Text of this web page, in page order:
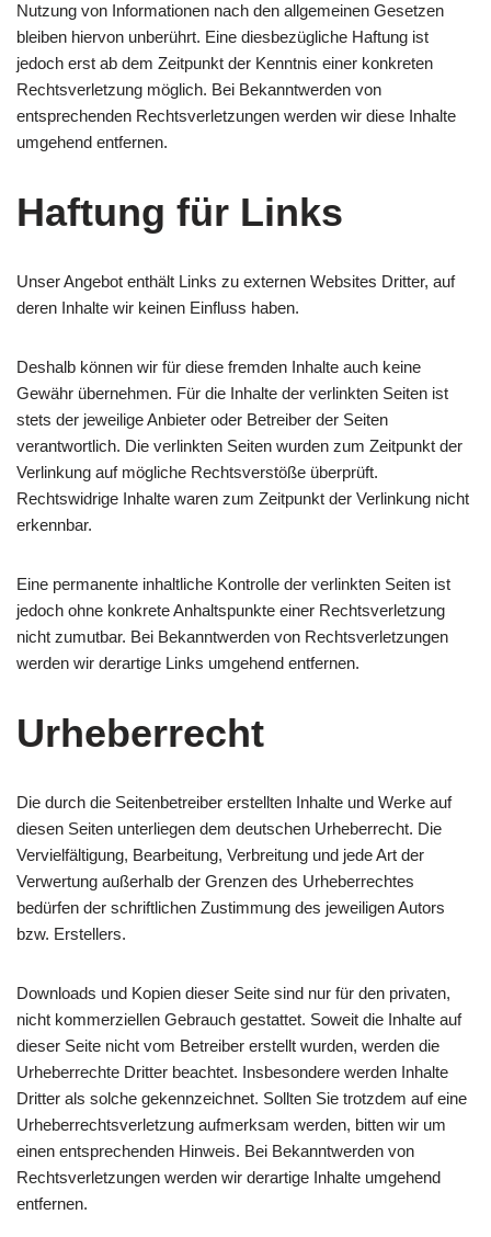
Nutzung von Informationen nach den allgemeinen Gesetzen
bleiben hiervon unberührt. Eine diesbezügliche Haftung ist
jedoch erst ab dem Zeitpunkt der Kenntnis einer konkreten
Rechtsverletzung möglich. Bei Bekanntwerden von
entsprechenden Rechtsverletzungen werden wir diese Inhalte
umgehend entfernen.
Haftung für Links
Unser Angebot enthält Links zu externen Websites Dritter, auf
deren Inhalte wir keinen Einfluss haben.
Deshalb können wir für diese fremden Inhalte auch keine
Gewähr übernehmen. Für die Inhalte der verlinkten Seiten ist
stets der jeweilige Anbieter oder Betreiber der Seiten
verantwortlich. Die verlinkten Seiten wurden zum Zeitpunkt der
Verlinkung auf mögliche Rechtsverstöße überprüft.
Rechtswidrige Inhalte waren zum Zeitpunkt der Verlinkung nicht
erkennbar.
Eine permanente inhaltliche Kontrolle der verlinkten Seiten ist
jedoch ohne konkrete Anhaltspunkte einer Rechtsverletzung
nicht zumutbar. Bei Bekanntwerden von Rechtsverletzungen
werden wir derartige Links umgehend entfernen.
Urheberrecht
Die durch die Seitenbetreiber erstellten Inhalte und Werke auf
diesen Seiten unterliegen dem deutschen Urheberrecht. Die
Vervielfältigung, Bearbeitung, Verbreitung und jede Art der
Verwertung außerhalb der Grenzen des Urheberrechtes
bedürfen der schriftlichen Zustimmung des jeweiligen Autors
bzw. Erstellers.
Downloads und Kopien dieser Seite sind nur für den privaten,
nicht kommerziellen Gebrauch gestattet. Soweit die Inhalte auf
dieser Seite nicht vom Betreiber erstellt wurden, werden die
Urheberrechte Dritter beachtet. Insbesondere werden Inhalte
Dritter als solche gekennzeichnet. Sollten Sie trotzdem auf eine
Urheberrechtsverletzung aufmerksam werden, bitten wir um
einen entsprechenden Hinweis. Bei Bekanntwerden von
Rechtsverletzungen werden wir derartige Inhalte umgehend
entfernen.